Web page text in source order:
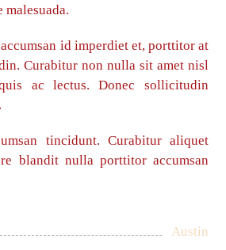
id imperdiet et, porttitor at
Curabitur non nulla sit amet nisl
ac lectus. Donec sollicitudin
tincidunt. Curabitur aliquet
blandit nulla porttitor accumsan
Austin